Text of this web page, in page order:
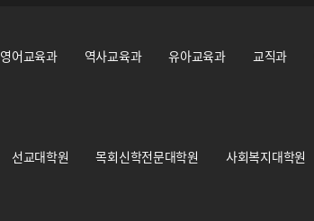
영어교육과 역사교육과 유아교육과 교직과
선교대학원 목회신학전문대학원 사회복지대학원